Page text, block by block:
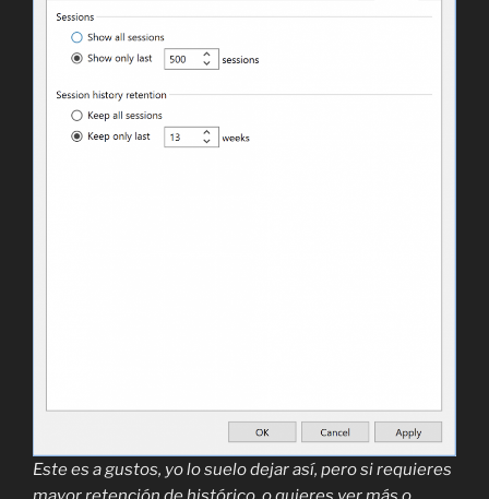
Este es a gustos, yo lo suelo dejar así, pero si requieres